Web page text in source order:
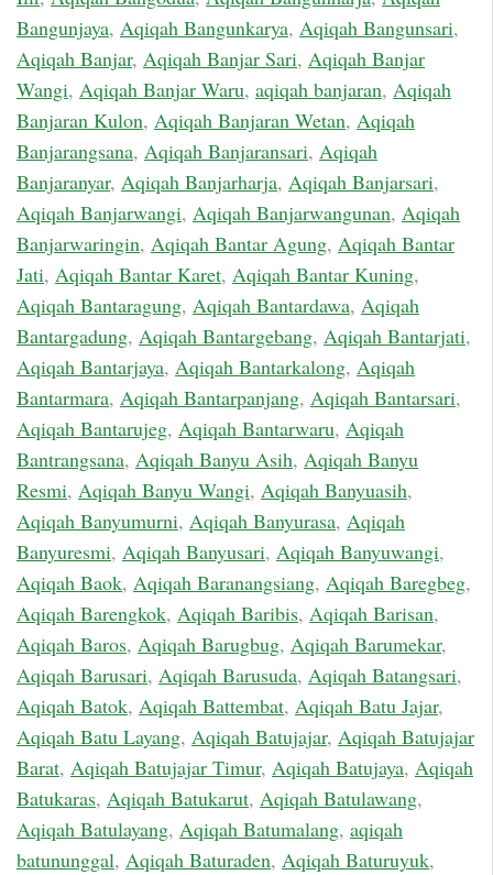
Bangunjaya, Aqiqah Bangunkarya, Aqiqah Bangunsari,
Aqiqah Banjar, Aqiqah Banjar Sari, Aqiqah Banjar
Wangi, Aqiqah Banjar Waru, aqiqah banjaran, Aqiqah
Banjaran Kulon, Aqiqah Banjaran Wetan, Aqiqah
Banjarangsana, Aqiqah Banjaransari, Aqiqah
Banjaranyar, Aqiqah Banjarharja, Aqiqah Banjarsari,
Aqiqah Banjarwangi, Aqiqah Banjarwangunan, Aqiqah
Banjarwaringin, Aqiqah Bantar Agung, Aqiqah Bantar
Jati, Aqiqah Bantar Karet, Aqiqah Bantar Kuning,
Aqiqah Bantaragung, Aqiqah Bantardawa, Aqiqah
Bantargadung, Aqiqah Bantargebang, Aqiqah Bantarjati,
Aqiqah Bantarjaya, Aqiqah Bantarkalong, Aqiqah
Bantarmara, Aqiqah Bantarpanjang, Aqiqah Bantarsari,
Aqiqah Bantarujeg, Aqiqah Bantarwaru, Aqiqah
Bantrangsana, Aqiqah Banyu Asih, Aqiqah Banyu
Resmi, Aqiqah Banyu Wangi, Aqiqah Banyuasih,
Aqiqah Banyumurni, Aqiqah Banyurasa, Aqiqah
Banyuresmi, Aqiqah Banyusari, Aqiqah Banyuwangi,
Aqiqah Baok, Aqiqah Baranangsiang, Aqiqah Baregbeg,
Aqiqah Barengkok, Aqiqah Baribis, Aqiqah Barisan,
Aqiqah Baros, Aqiqah Barugbug, Aqiqah Barumekar,
Aqiqah Barusari, Aqiqah Barusuda, Aqiqah Batangsari,
Aqiqah Batok, Aqiqah Battembat, Aqiqah Batu Jajar,
Aqiqah Batu Layang, Aqiqah Batujajar, Aqiqah Batujajar
Barat, Aqiqah Batujajar Timur, Aqiqah Batujaya, Aqiqah
Batukaras, Aqiqah Batukarut, Aqiqah Batulawang,
Aqiqah Batulayang, Aqiqah Batumalang, aqiqah
batununggal, Aqiqah Baturaden, Aqiqah Baturuyuk,